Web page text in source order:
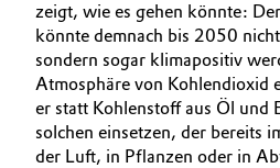
zeigt, wie es gehen könnte:
könnte demnach bis 2050
sondern sogar klimapositiv
Atmosphäre von Kohlendioxid
er statt Kohlenstoff aus Öl und
solchen einsetzen, der bereits
der Luft, in Pflanzen oder in